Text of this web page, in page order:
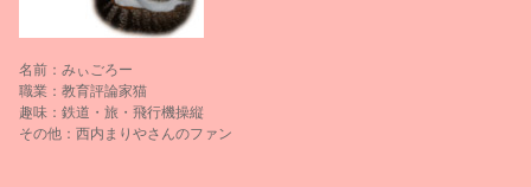
名前：みぃごろー
職業：教育評論家猫
趣味：鉄道・旅・飛行機操縦
その他：西内まりやさんのファン